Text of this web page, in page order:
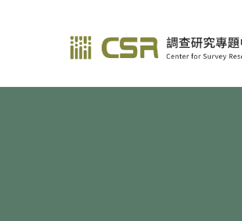
調查研究—方